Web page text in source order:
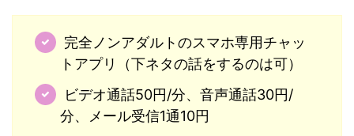
完全ノンアダルトのスマホ専用チャッ
トアプリ（下ネタの話をするのは可）
ビデオ通話50円/分、音声通話30円/
分、メール受信1通10円